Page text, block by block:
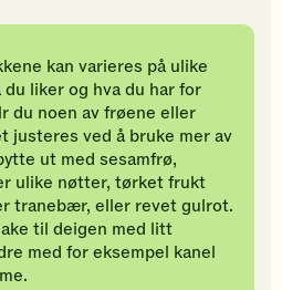
kan varieres på ulike
liker og hva du har for
du noen av frøene eller
justeres ved å bruke mer av
ut med sesamfrø,
ulike nøtter, tørket frukt
tranebær, eller revet gulrot.
til deigen med litt
med for eksempel kanel